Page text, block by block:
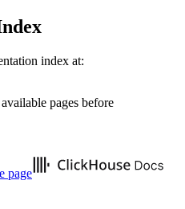
index at:
pages before
page